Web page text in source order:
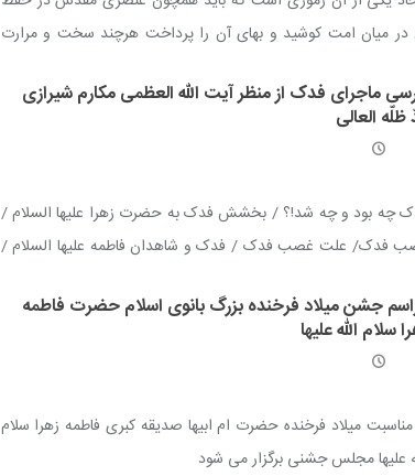
در میان امت کوشید و بهای آن را پرداخت هرچند سخت و مرارت
ماجرای فدک از منظر آیت الله العظمی مکارم شیرازی
العالی
چه بود و چه شد!؟ / بخشش فدک به حضرت زهرا علیها السلام /
فدک/ علت غصب فدک / فدک و شاهدان فاطمه علیها السلام /
با غاصبان / فدک و امامان اهل بیت علیهم السلام / حدود و
فدک! / سرنوشت فدک / فدک، نماد مظلومیّت اهل بیت علیهم
جشن میلاد فرخنده بزرگ بانوی اسلام حضرت فاطمه
سلام الله علیها
میلاد فرخنده حضرت ام ابیها صدیقه کبری فاطمه زهرا سلام
علیها مجلس جشنی برگزار می شود